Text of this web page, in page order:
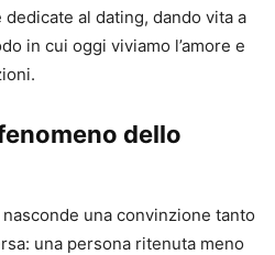
al dating, dando vita a
in cui oggi viviamo l’amore e
dello
una convinzione tanto
una persona ritenuta meno